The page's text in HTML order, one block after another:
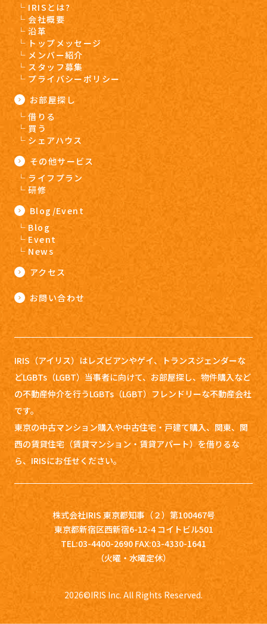
IRISとは?
会社概要
沿革
トップメッセージ
メンバー紹介
スタッフ募集
プライバシーポリシー
お部屋探し
借りる
買う
シェアハウス
その他サービス
ライフプラン
研修
Blog/Event
Blog
Event
News
アクセス
お問い合わせ
IRIS（アイリス）はレズビアンやゲイ、トランスジェンダーな
どLGBTs（LGBT）当事者に向けて、お部屋探し、 物件購入など
の不動産仲介を行うLGBTs（LGBT）フレンドリーな不動産会社
です。
東京の中古マンション購入や中古住宅・戸建て購入、関東、関
西の賃貸住宅（賃貸マンション・賃貸アパート）を借りるな
ら、IRISにお任せください。
株式会社IRIS 東京都知事（２）第100467号
東京都新宿区西新宿6-12-4 コイトビル501
TEL:03-4400-2690 FAX:03-4330-1641
（火曜・水曜定休）
2026©IRIS Inc. All Rights Reserved.